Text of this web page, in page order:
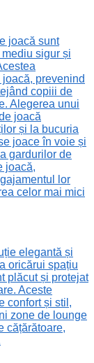
joacă sunt
sigur și
prevenind
copiii de
Alegerea unui
joacă
și la bucuria
joace în voie și
gardurilor de
joacă,
lor
celor mai mici
elegantă și
oricărui spațiu
plăcut și protejat
Aceste
confort și stil,
zone de lounge
cățărătoare,